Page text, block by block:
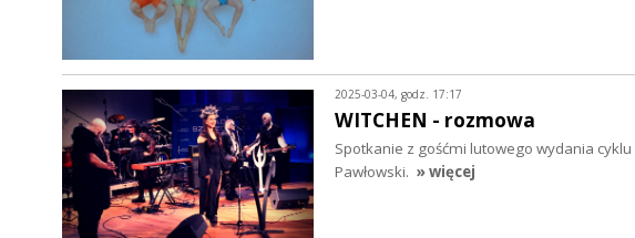
2025-03-04, godz. 17:17
WITCHEN - rozmowa
Spotkanie z gośćmi lutowego wydania
Pawłowski. » więcej